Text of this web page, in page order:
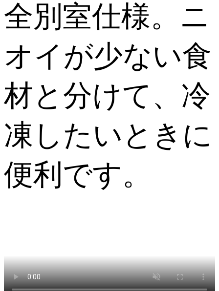
全別室仕様。ニ
オイが少ない食
材と分けて、冷
凍したいときに
便利です。